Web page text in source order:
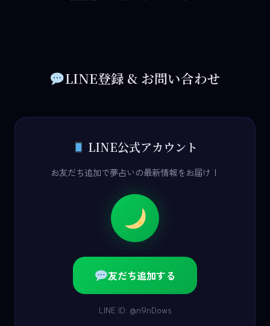
LINE登録 & お問い合わせ
LINE公式アカウント
お友だち追加で夢占いの最新情報をお届け！
友だち追加する
LINE ID: @n9nDows